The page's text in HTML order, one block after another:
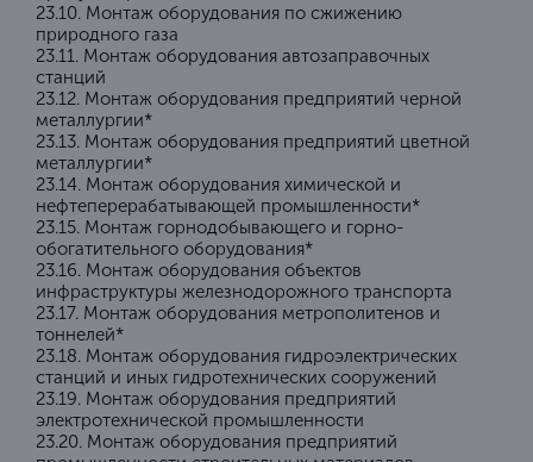
23.10. Монтаж оборудования по сжижению
природного газа
23.11. Монтаж оборудования автозаправочных
станций
23.12. Монтаж оборудования предприятий черной
металлургии*
23.13. Монтаж оборудования предприятий цветной
металлургии*
23.14. Монтаж оборудования химической и
нефтеперерабатывающей промышленности*
23.15. Монтаж горнодобывающего и горно-
обогатительного оборудования*
23.16. Монтаж оборудования объектов
инфраструктуры железнодорожного транспорта
23.17. Монтаж оборудования метрополитенов и
тоннелей*
23.18. Монтаж оборудования гидроэлектрических
станций и иных гидротехнических сооружений
23.19. Монтаж оборудования предприятий
электротехнической промышленности
23.20. Монтаж оборудования предприятий